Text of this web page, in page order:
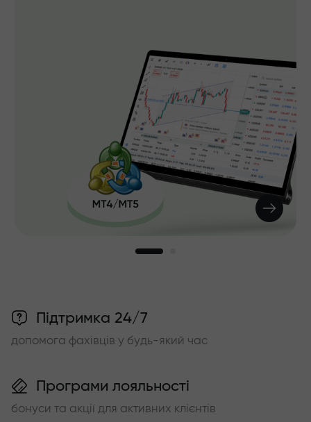
Підтримка 24/7
допомога фахівців у будь-який час
Програми лояльності
бонуси та акції для активних клієнтів